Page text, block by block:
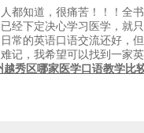
都知道，很痛苦！！！全
经下定决心学习医学，就
常的英语口语交流还好，
记，我希望可以找到一家
越秀区哪家医学口语教学比